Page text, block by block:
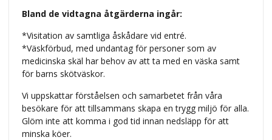
Bland de vidtagna åtgärderna ingår:
*Visitation av samtliga åskådare vid entré.
*Väskförbud, med undantag för personer som av
medicinska skäl har behov av att ta med en väska samt
för barns skötväskor.
Vi uppskattar förståelsen och samarbetet från våra
besökare för att tillsammans skapa en trygg miljö för alla.
Glöm inte att komma i god tid innan nedsläpp för att
minska köer.